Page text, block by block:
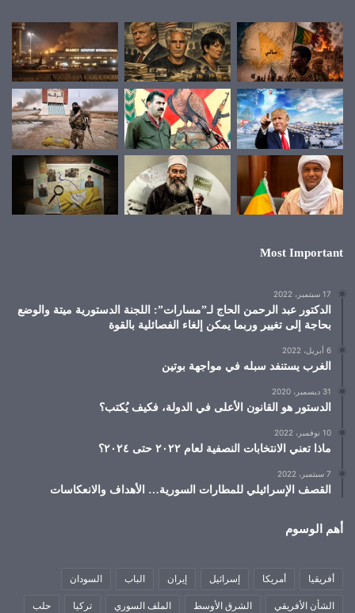
Most Important
17 سبتمبر، 2022
الدكتور عبد الرحمن الحاج لـ”مسارات”: اللجنة الدستورية ميتة والوضع
بحاجة إلى تغيير وربما يمكن إلغاء الفصائلية بالقوة
6 أبريل، 2022
الغرب يستنفد سبله في مواجهة بوتين
31 ديسمبر، 2020
الدستور هو القانون الأعلى في الدولة، فكيف يُكتب؟
10 نوفمبر، 2022
ماذا تعني الانتخابات النصفية لعام ٢٠٢٢ حتى ٢٠٢٤؟
7 سبتمبر، 2022
القصف الإسرائيلي للمطارات السورية… الأهداف والانعكاسات
أهم الوسوم
أفريقيا أمريكا إسرائيل إيران الباب السودان
الشأن الأفريقي الشرق الأوسط الملف السوري تركيا حلب